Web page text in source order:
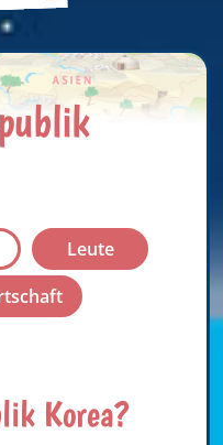
Leute
Korea?